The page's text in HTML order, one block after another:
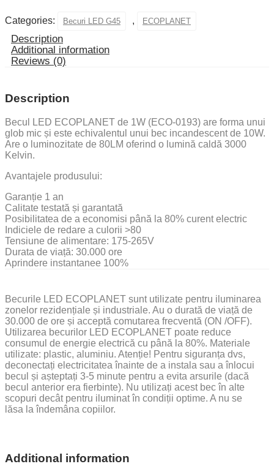
Categories: Becuri LED G45 , ECOPLANET
Description
Additional information
Reviews (0)
Description
Becul LED ECOPLANET de 1W (ECO-0193) are forma unui
glob mic și este echivalentul unui bec incandescent de 10W.
Are o luminozitate de 80LM oferind o lumină caldă 3000
Kelvin.
Avantajele produsului:
Garanție 1 an
Calitate testată și garantată
Posibilitatea de a economisi până la 80% curent electric
Indiciele de redare a culorii >80
Tensiune de alimentare: 175-265V
Durata de viață: 30.000 ore
Aprindere instantanee 100%
Becurile LED ECOPLANET sunt utilizate pentru iluminarea
zonelor rezidențiale și industriale. Au o durată de viață de
30.000 de ore și acceptă comutarea frecventă (ON /OFF).
Utilizarea becurilor LED ECOPLANET poate reduce
consumul de energie electrică cu până la 80%. Materiale
utilizate: plastic, aluminiu. Atenție! Pentru siguranța dvs,
deconectați electricitatea înainte de a instala sau a înlocui
becul și așteptați 3-5 minute pentru a evita arsurile (dacă
becul anterior era fierbinte). Nu utilizați acest bec în alte
scopuri decât pentru iluminat în condiții optime. A nu se
lăsa la îndemâna copiilor.
Additional information